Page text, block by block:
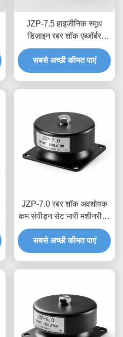
JZP-7.5 हाइजीनिक स्मूथ
डिज़ाइन रबर शॉक एब्जॉर्बर
आसान वॉशडाउन प्रोग्रेसिव
कुशनिंग के साथ
सबसे अच्छी कीमत पाएं
JZP-7.0 रबर शॉक अवशोषक
कम संपीड़न सेट भारी मशीनरी के
लिए स्थायी लोच अनुकूलित
डंपिंग अनुपात
सबसे अच्छी कीमत पाएं